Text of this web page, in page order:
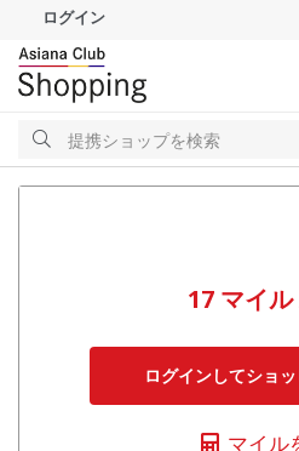
ログイン
検
索検
17 マイ
ログインしてショ
マイル